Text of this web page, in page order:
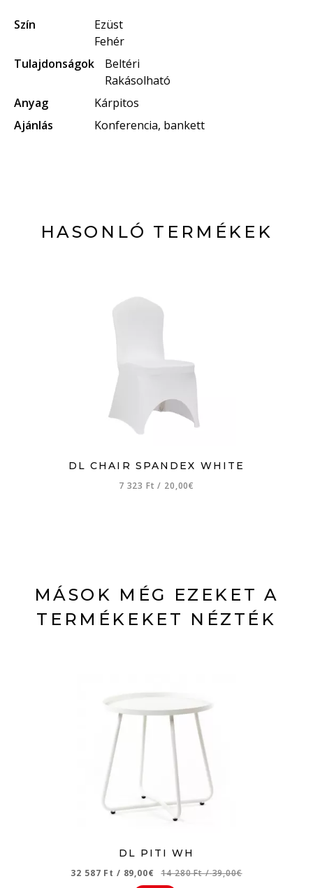
Szín
Ezüst
Fehér
Tulajdonságok
Beltéri
Rakásolható
Anyag
Kárpitos
Ajánlás
Konferencia, bankett
HASONLÓ TERMÉKEK
DL CHAIR SPANDEX WHITE
7 323 Ft/ 20,00€
MÁSOK MÉG EZEKET A
TERMÉKEKET NÉZTÉK
DL PITI WH
32 587 Ft / 89,00€ 14 280 Ft/ 39,00€